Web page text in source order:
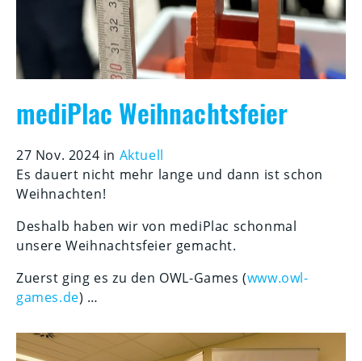
mediPlac Weihnachtsfeier
27 Nov. 2024 in Aktuell
Es dauert nicht mehr lange und dann ist schon
Weihnachten!
Deshalb haben wir von mediPlac schonmal
unsere Weihnachtsfeier gemacht.
Zuerst ging es zu den OWL-Games (www.owl-
games.de) …